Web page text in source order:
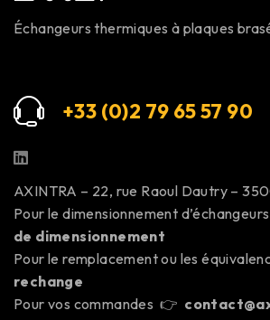
Échangeurs thermiques à plaques
+33 (0)2 79 65 57 90
AXINTRA – 22, rue Raoul Dautry –
Pour le dimensionnement
de dimensionnement
Pour le remplacement ou les
rechange
Pour vos commandes 👉